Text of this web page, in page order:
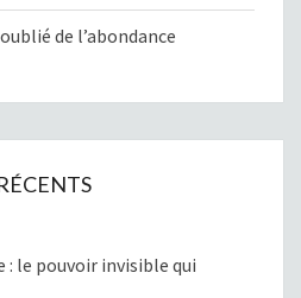
de l’abondance
: le pouvoir invisible qui